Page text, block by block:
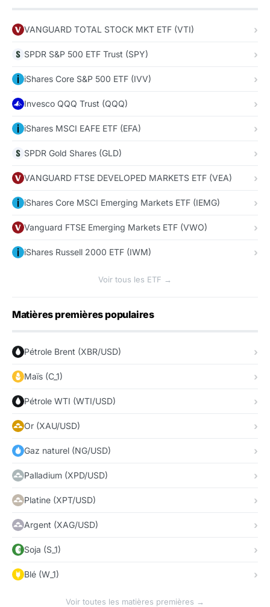
VANGUARD TOTAL STOCK MKT ETF (VTI)
SPDR S&P 500 ETF Trust (SPY)
iShares Core S&P 500 ETF (IVV)
Invesco QQQ Trust (QQQ)
iShares MSCI EAFE ETF (EFA)
SPDR Gold Shares (GLD)
VANGUARD FTSE DEVELOPED MARKETS ETF (VEA)
iShares Core MSCI Emerging Markets ETF (IEMG)
Vanguard FTSE Emerging Markets ETF (VWO)
iShares Russell 2000 ETF (IWM)
Voir tous les ETF →
Matières premières populaires
Pétrole Brent (XBR/USD)
Maïs (C_1)
Pétrole WTI (WTI/USD)
Or (XAU/USD)
Gaz naturel (NG/USD)
Palladium (XPD/USD)
Platine (XPT/USD)
Argent (XAG/USD)
Soja (S_1)
Blé (W_1)
Voir toutes les matières premières →